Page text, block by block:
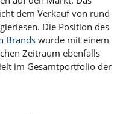
dem Verkauf von rund
Die Position des
Brands wurde mit einem
Zeitraum ebenfalls
im Gesamtportfolio der